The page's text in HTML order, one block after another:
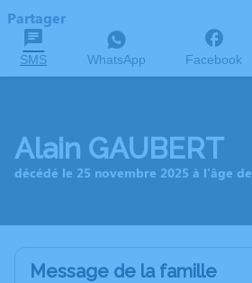
Partager
SMS WhatsApp Facebook
Alain GAUBERT
décédé le 25 novembre 2025 à l'âge
Message de la famille